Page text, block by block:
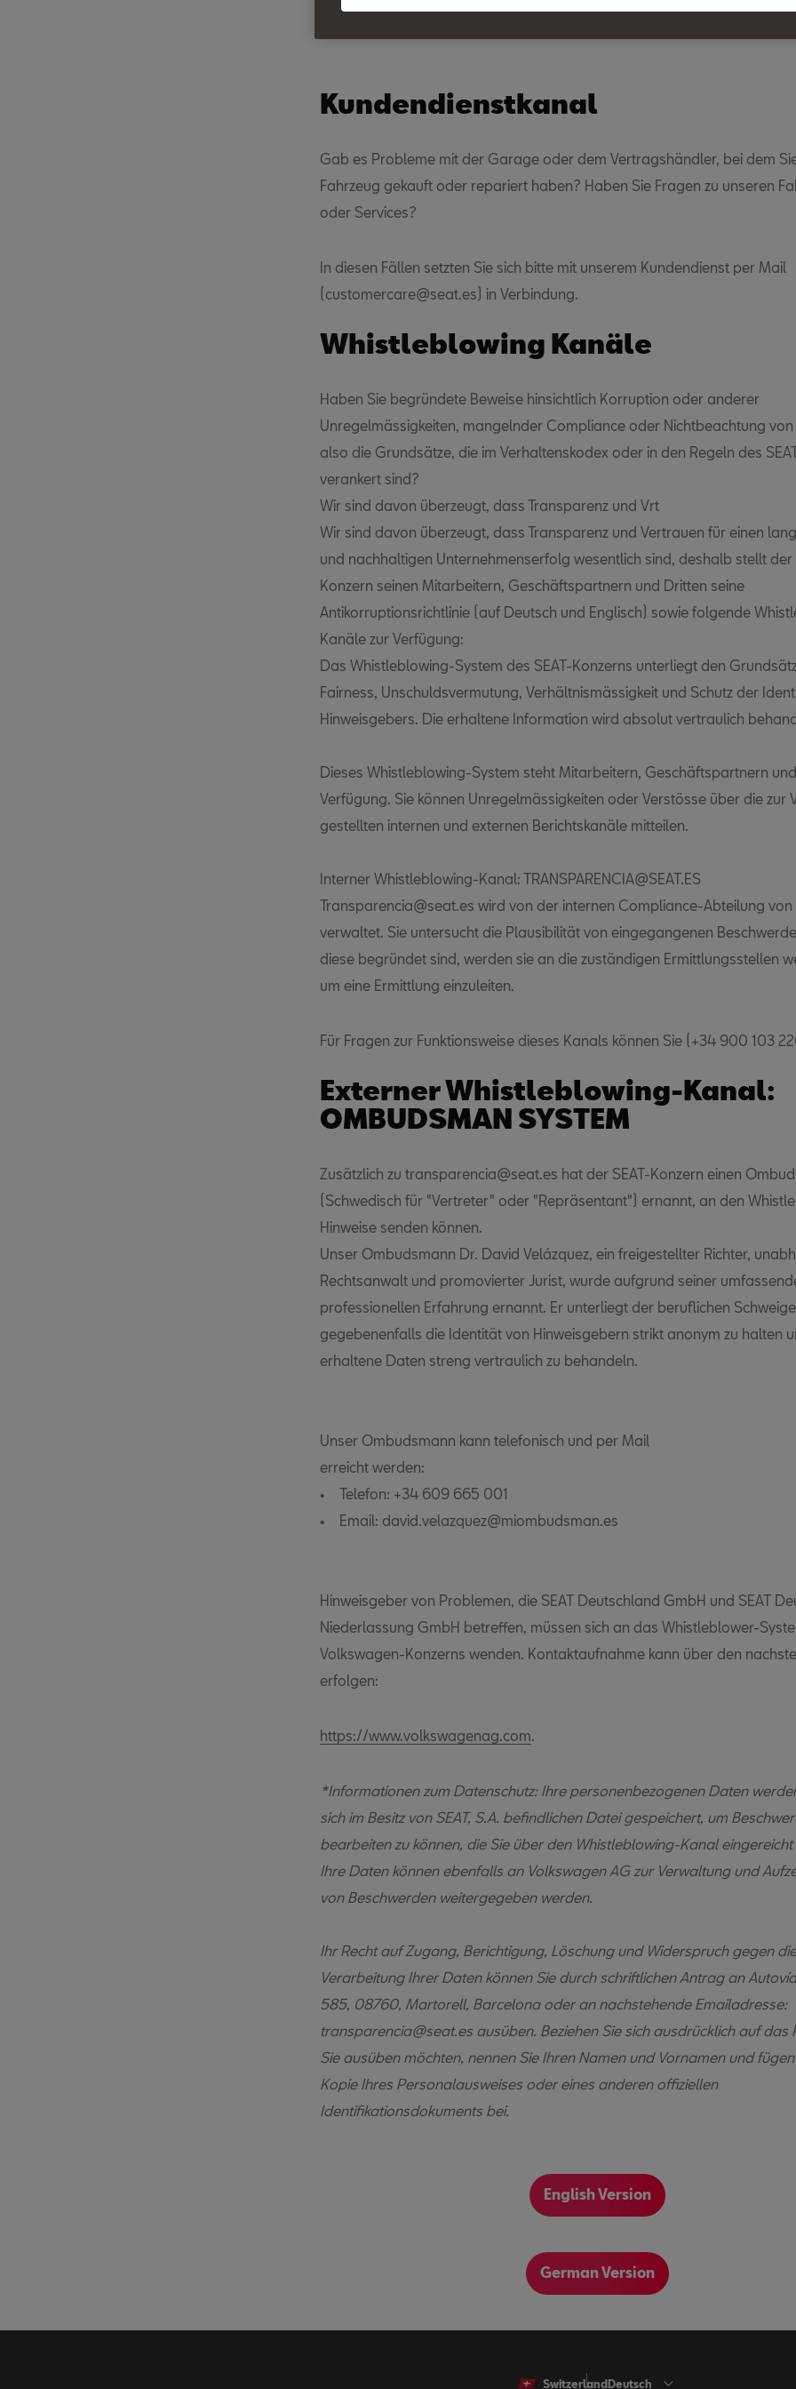
Verfügung.
Kundendienstkanal
Gab es Probleme mit der Garage oder dem Vertragshändler, bei dem
Fahrzeug gekauft oder repariert haben? Haben Sie Fragen zu unseren
oder Services?
In diesen Fällen setzten Sie sich bitte mit unserem Kundendienst per Mail
(customercare@seat.es) in Verbindung.
Whistleblowing Kanäle
Haben Sie begründete Beweise hinsichtlich Korruption oder anderer
Unregelmässigkeiten, mangelnder Compliance oder Nichtbeachtung von
also die Grundsätze, die im Verhaltenskodex oder in den Regeln des
verankert sind?
Wir sind davon überzeugt, dass Transparenz und Vrt
Wir sind davon überzeugt, dass Transparenz und Vertrauen für einen
und nachhaltigen Unternehmenserfolg wesentlich sind, deshalb stellt der
Konzern seinen Mitarbeitern, Geschäftspartnern und Dritten seine
Antikorruptionsrichtlinie (auf Deutsch und Englisch) sowie folgende
Kanäle zur Verfügung:
Das Whistleblowing-System des SEAT-Konzerns unterliegt den
Fairness, Unschuldsvermutung, Verhältnismässigkeit und Schutz der
Hinweisgebers. Die erhaltene Information wird absolut vertraulich
Dieses Whistleblowing-System steht Mitarbeitern, Geschäftspartnern
Verfügung. Sie können Unregelmässigkeiten oder Verstösse über die zur
gestellten internen und externen Berichtskanäle mitteilen.
Interner Whistleblowing-Kanal: TRANSPARENCIA@SEAT.ES
Transparencia@seat.es wird von der internen Compliance-Abteilung von
verwaltet. Sie untersucht die Plausibilität von eingegangenen
diese begründet sind, werden sie an die zuständigen Ermittlungsstellen
um eine Ermittlung einzuleiten.
Für Fragen zur Funktionsweise dieses Kanals können Sie (+34 900 103
Externer Whistleblowing-Kanal:
OMBUDSMAN SYSTEM
Zusätzlich zu transparencia@seat.es hat der SEAT-Konzern einen
(Schwedisch für "Vertreter" oder "Repräsentant") ernannt, an den
Hinweise senden können.
Unser Ombudsmann Dr. David Velázquez, ein freigestellter Richter,
Rechtsanwalt und promovierter Jurist, wurde aufgrund seiner
professionellen Erfahrung ernannt. Er unterliegt der beruflichen
gegebenenfalls die Identität von Hinweisgebern strikt anonym zu halten
erhaltene Daten streng vertraulich zu behandeln.
Unser Ombudsmann kann telefonisch und per Mail
erreicht werden:
• Telefon: +34 609 665 001
• Email: david.velazquez@miombudsman.es
Hinweisgeber von Problemen, die SEAT Deutschland GmbH und SEAT
Niederlassung GmbH betreffen, müssen sich an das Whistleblower-
Volkswagen-Konzerns wenden. Kontaktaufnahme kann über den
erfolgen:
https://www.volkswagenag.com.
*Informationen zum Datenschutz: Ihre personenbezogenen Daten
sich im Besitz von SEAT, S.A. befindlichen Datei gespeichert, um
bearbeiten zu können, die Sie über den Whistleblowing-Kanal eingereicht
Ihre Daten können ebenfalls an Volkswagen AG zur Verwaltung und
von Beschwerden weitergegeben werden.
Ihr Recht auf Zugang, Berichtigung, Löschung und Widerspruch gegen die
Verarbeitung Ihrer Daten können Sie durch schriftlichen Antrag an
585, 08760, Martorell, Barcelona oder an nachstehende Emailadresse:
transparencia@seat.es ausüben. Beziehen Sie sich ausdrücklich auf das
Sie ausüben möchten, nennen Sie Ihren Namen und Vornamen und fügen
Kopie Ihres Personalausweises oder eines anderen offiziellen
Identifikationsdokuments bei.
English Version
German Version
Switzerland Deutsch